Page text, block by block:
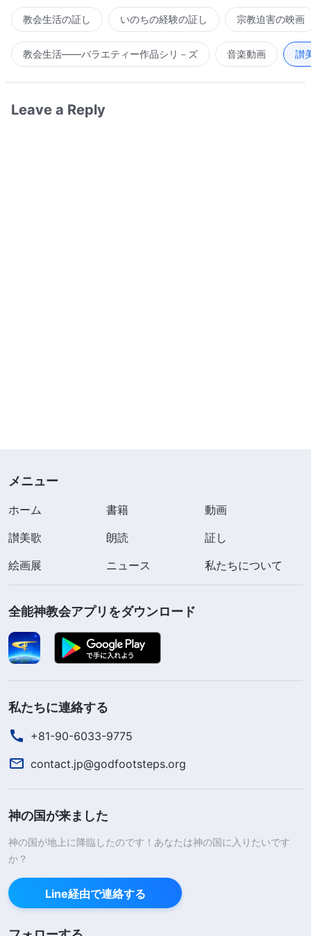
教会生活の証し いのちの経験の証し 宗教迫害の映画
教会生活――バラエティー作品シリ－ズ 音楽動画 讃
Leave a Reply
メニュー
ホーム 書籍
動画
讃美歌
朗読
証し
絵画展
ニュース 私たちについて
全能神教会アプリをダウンロード
私たちに連絡する
+81-90-6033-9775
contact.jp@godfootsteps.org
神の国が来ました
神の国が地上に降臨したのです！あなたは神の国に入りたいです
か？
Line経由で連絡する